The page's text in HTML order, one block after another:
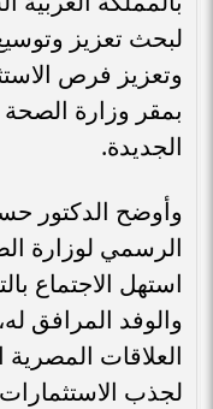
لبحث تعزيز
وتعزيز فرص
بمقر وزارة
الجديدة.
وأوضح الدكتور
الرسمي لوزارة
استهل الاجتماع
والوفد المرافق
العلاقات المصرية
لجذب